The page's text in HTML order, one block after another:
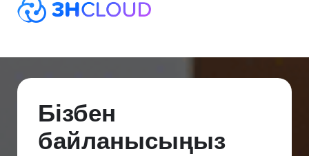
Бізбен
байланысыңыз